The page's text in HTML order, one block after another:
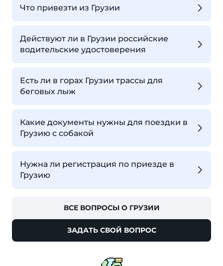
Что привезти из Грузии
Действуют ли в Грузии российские
водительские удостоверения
Есть ли в горах Грузии трассы для
беговых лыж
Какие документы нужны для поездки в
Грузию с собакой
Нужна ли регистрация по приезде в
Грузию
ВСЕ ВОПРОСЫ О ГРУЗИИ
ЗАДАТЬ СВОЙ ВОПРОС